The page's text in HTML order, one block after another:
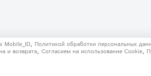
Mobile_ID, Политикой обработки персональных
и возврата, Согласием на использование Сookie,